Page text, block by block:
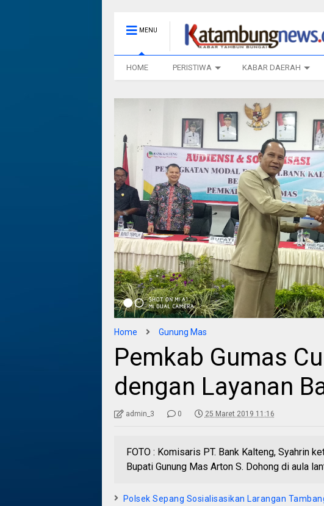
MENU
HOME PERISTIWA KABAR DAERAH
Home Gunung Mas
Pemkab Gumas
dengan Layanan
admin_3 0 25 Maret 2019 11:16
FOTO : Komisaris PT. Bank Kalteng, Syahrin
Bupati Gunung Mas Arton S. Dohong di aula
Polsek Sepang Sosialisasikan Larangan